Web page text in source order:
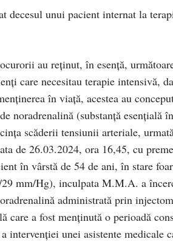
decesul unui pacient internat la
au reţinut, în esenţă,
care necesitau terapie intensivă,
în viaţă, acestea au
noradrenalină (substanţă esenţială
scăderii tensiunii arteriale,
de 26.03.2024, ora 16,45, cu
în vârstă de 54 de ani, în stare
mm/Hg), inculpata M.M.A. a
administrată prin
care a fost menţinută o perioadă
intervenţiei unei asistente medicale